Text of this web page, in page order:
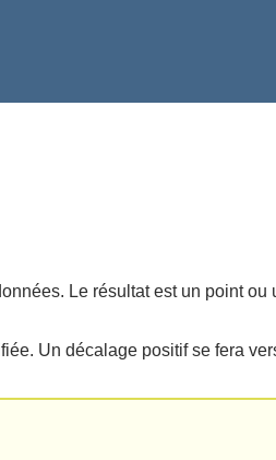
Le résultat est un point ou
Un décalage positif se fera